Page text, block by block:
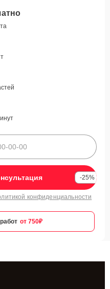
-25%
конфиденциальности
от 750₽